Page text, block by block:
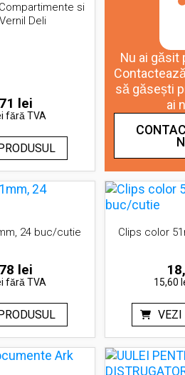
si
Deli
lei
fără TVA
Nu ai găsit
să găsești
ai
24 buc/cutie
lei
fără TVA
Clips color
15,60
VEZI